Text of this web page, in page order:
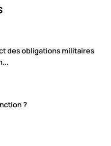
des obligations militaires
?